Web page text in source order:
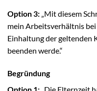
Option 3: „Mit diesem
mein Arbeitsverhältnis
Einhaltung der geltenden
beenden werde.“
Begründung